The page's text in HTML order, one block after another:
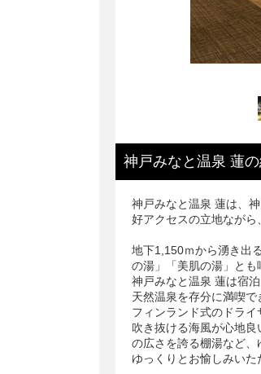
神戸みなと温泉 蓮の
神戸みなと温泉 蓮は、
好アクセスの立地ながら
地下1,150ｍから湧き出
の湯」「美肌の湯」とも
神戸みなと温泉 蓮は宿
天然温泉を存分に満喫
フィンランド式のドライ
吹き抜ける海風が心地
の広さを誇る棚湯など
ゆっくりとお愉しみいた